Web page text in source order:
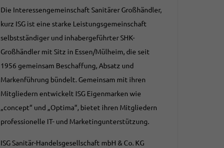
Die Interessengemeinschaft Sanitärer Großhändler,
kurz ISG ist eine starke Leistungsgemeinschaft
selbstständiger und inhabergeführter SHK-
Großhändler mit Sitz in Essen/Mülheim, die seit
1956 gemeinsam Beschaffung, Absatz und
Markenführung bündelt. Gemeinsam mit ihren
Mitgliedern entwickelt ISG Eigenmarken wie
„concept“ und „Optima“, bietet ihren Mitgliedern
professionelle IT- und Marketingunterstützung.
ISG Sanitär-Handelsgesellschaft mbH & Co. KG